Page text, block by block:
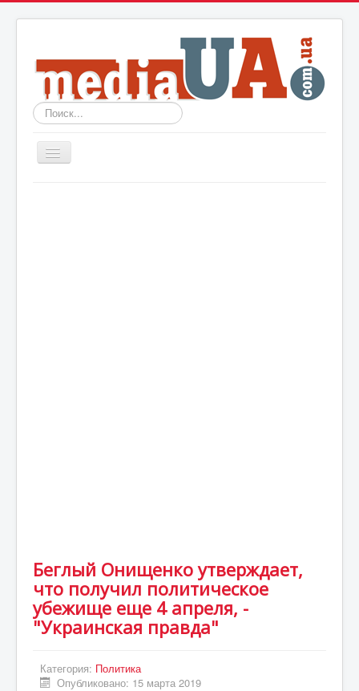
Искать...
Включить/
выключить
Происшествия
UA
ENG
ES
Беглый Онищенко утверждает,
что получил политическое
убежище еще 4 апреля, -
"Украинская правда"
Категория: Политика
Опубликовано: 15 марта 2019